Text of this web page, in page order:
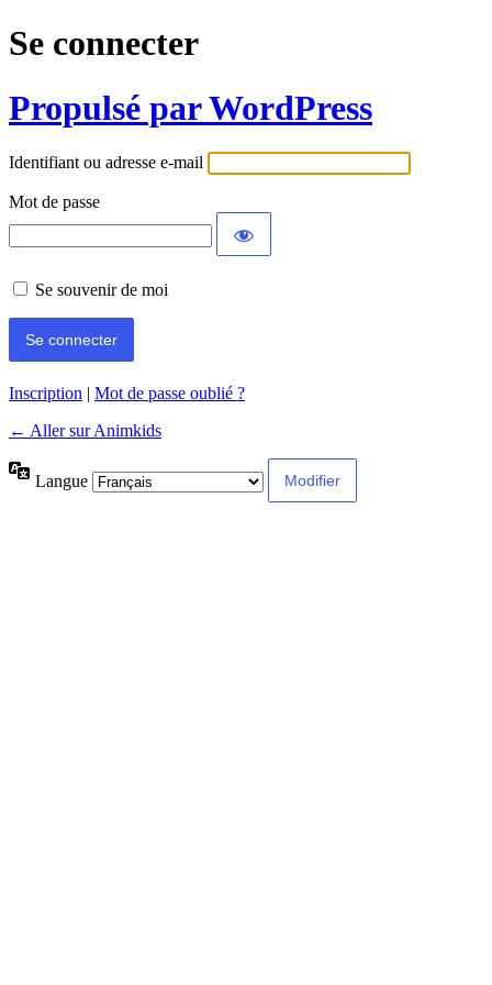
Se connecter
Propulsé par WordPress
Identifiant ou adresse e-mail
Mot de passe
Se souvenir de moi
Inscription | Mot de passe oublié ?
← Aller sur Animkids
Langue